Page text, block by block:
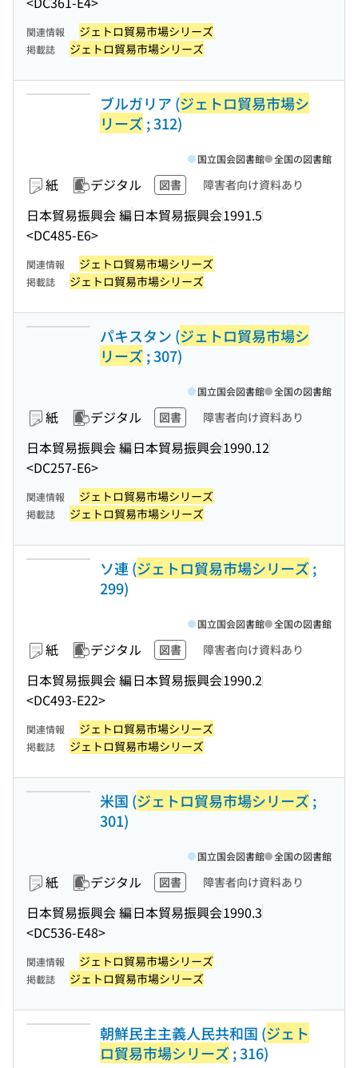
関連情報 ジェトロ貿易市場シリーズ
掲載誌 ジェトロ貿易市場シリーズ
ブルガリア (ジェトロ貿易市場シ
リーズ ; 312)
紙 デジタル 図書 障害者向け資料あり
日本貿易振興会 編日本貿易振興会1991.5
<DC485-E6>
国立国会図書館 全国の図書館
関連情報 ジェトロ貿易市場シリーズ
掲載誌 ジェトロ貿易市場シリーズ
パキスタン (ジェトロ貿易市場シ
リーズ ; 307)
紙 デジタル 図書 障害者向け資料あり
日本貿易振興会 編日本貿易振興会1990.12
<DC257-E6>
国立国会図書館 全国の図書館
関連情報 ジェトロ貿易市場シリーズ
掲載誌 ジェトロ貿易市場シリーズ
ソ連 (ジェトロ貿易市場シリーズ ;
299)
紙 デジタル 図書 障害者向け資料あり
日本貿易振興会 編日本貿易振興会1990.2
<DC493-E22>
国立国会図書館 全国の図書館
関連情報 ジェトロ貿易市場シリーズ
掲載誌 ジェトロ貿易市場シリーズ
米国 (ジェトロ貿易市場シリーズ ;
301)
紙 デジタル 図書 障害者向け資料あり
日本貿易振興会 編日本貿易振興会1990.3
<DC536-E48>
国立国会図書館 全国の図書館
関連情報 ジェトロ貿易市場シリーズ
掲載誌 ジェトロ貿易市場シリーズ
朝鮮民主主義人民共和国 (ジェト
ロ貿易市場シリーズ ; 316)